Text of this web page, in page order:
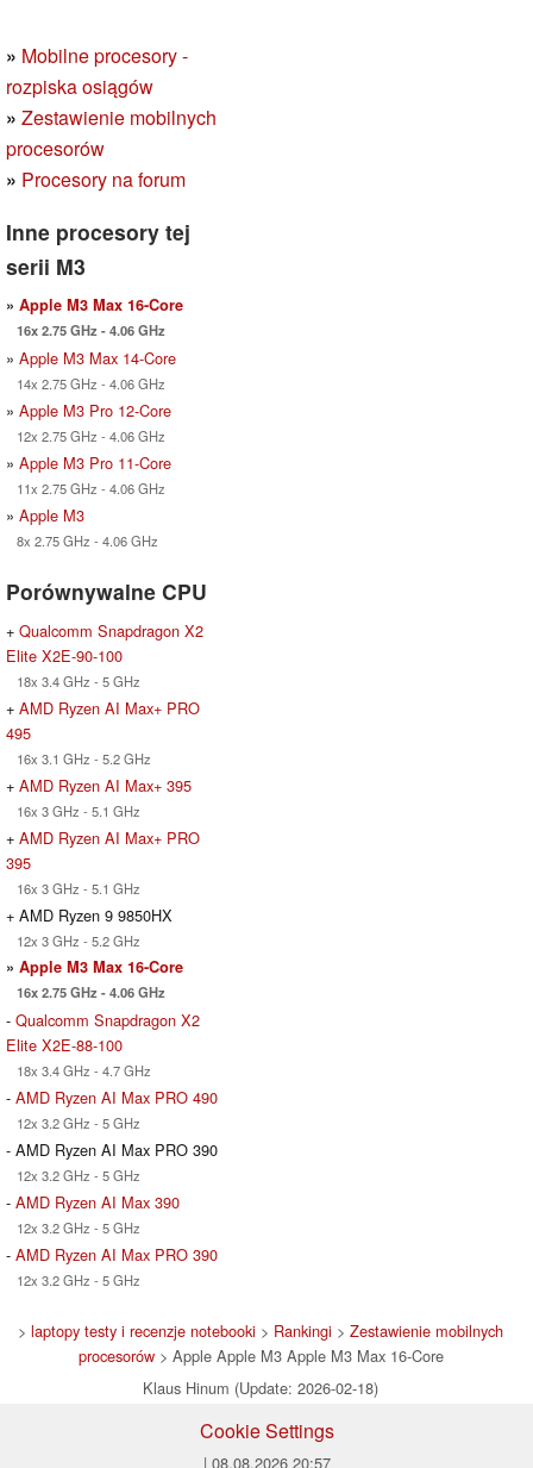
» Mobilne procesory -
rozpiska osiągów
» Zestawienie mobilnych
procesorów
» Procesory na forum
Inne procesory tej
serii M3
» Apple M3 Max 16-Core
16x 2.75 GHz - 4.06 GHz
» Apple M3 Max 14-Core
14x 2.75 GHz - 4.06 GHz
» Apple M3 Pro 12-Core
12x 2.75 GHz - 4.06 GHz
» Apple M3 Pro 11-Core
11x 2.75 GHz - 4.06 GHz
» Apple M3
8x 2.75 GHz - 4.06 GHz
Porównywalne CPU
+ Qualcomm Snapdragon X2
Elite X2E-90-100
18x 3.4 GHz - 5 GHz
+ AMD Ryzen AI Max+ PRO
495
16x 3.1 GHz - 5.2 GHz
+ AMD Ryzen AI Max+ 395
16x 3 GHz - 5.1 GHz
+ AMD Ryzen AI Max+ PRO
395
16x 3 GHz - 5.1 GHz
+ AMD Ryzen 9 9850HX
12x 3 GHz - 5.2 GHz
» Apple M3 Max 16-Core
16x 2.75 GHz - 4.06 GHz
- Qualcomm Snapdragon X2
Elite X2E-88-100
18x 3.4 GHz - 4.7 GHz
- AMD Ryzen AI Max PRO 490
12x 3.2 GHz - 5 GHz
- AMD Ryzen AI Max PRO 390
12x 3.2 GHz - 5 GHz
- AMD Ryzen AI Max 390
12x 3.2 GHz - 5 GHz
- AMD Ryzen AI Max PRO 390
12x 3.2 GHz - 5 GHz
> laptopy testy i recenzje notebooki > Rankingi > Zestawienie mobilnych
procesorów> Apple Apple M3 Apple M3 Max 16-Core
Klaus Hinum (Update: 2026-02-18)
Cookie Settings
| 08.08.2026 20:57